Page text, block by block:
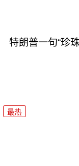
特朗普一句“珍
最热